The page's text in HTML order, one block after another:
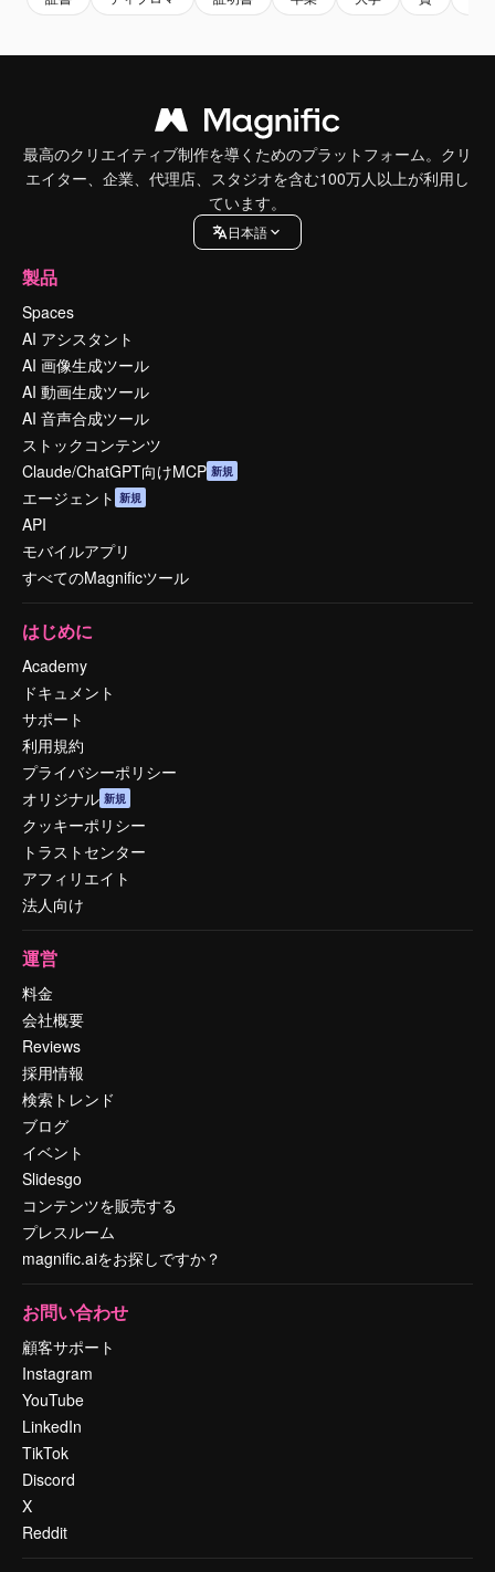
最高のクリエイティブ制作を導くためのプラットフォーム。クリ
エイター、企業、代理店、スタジオを含む100万人以上が利用し
ています。
日本語
製品
Spaces
AI アシスタント
AI 画像生成ツール
AI 動画生成ツール
AI 音声合成ツール
ストックコンテンツ
Claude/ChatGPT向けMCP 新規
エージェント 新規
API
モバイルアプリ
すべてのMagnificツール
はじめに
Academy
ドキュメント
サポート
利用規約
プライバシーポリシー
オリジナル 新規
クッキーポリシー
トラストセンター
アフィリエイト
法人向け
運営
料金
会社概要
Reviews
採用情報
検索トレンド
ブログ
イベント
Slidesgo
コンテンツを販売する
プレスルーム
magnific.aiをお探しですか？
お問い合わせ
顧客サポート
Instagram
YouTube
LinkedIn
TikTok
Discord
X
Reddit